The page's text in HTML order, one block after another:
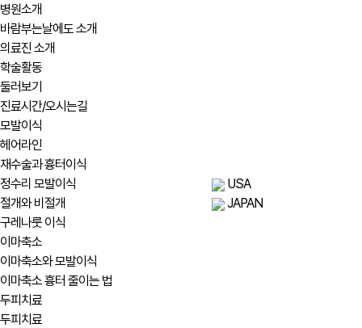
병원소개
바람부는날에도 소개
의료진 소개
학술활동
둘러보기
진료시간/오시는길
모발이식
헤어라인
재수술과 흉터이식
정수리 모발이식
절개와 비절개
구레나룻 이식
이마축소
이마축소와 모발이식
이마축소 흉터 줄이는 법
두피치료
두피치료
USA
JAPAN